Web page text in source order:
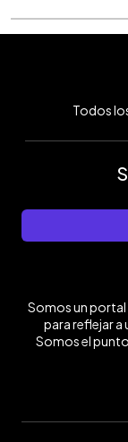
Todos
Somos un
para reflejar a
Somos el